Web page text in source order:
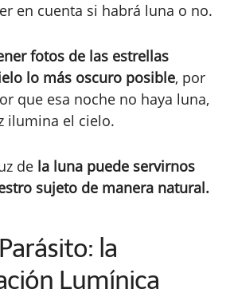
en cuenta si habrá luna o no.
fotos de las estrellas
lo más oscuro posible, por
que esa noche no haya luna,
ilumina el cielo.
de la luna puede servirnos
sujeto de manera natural.
la
Lumínica